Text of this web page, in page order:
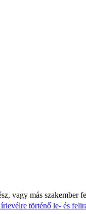
vagy más szakember
történő le- és